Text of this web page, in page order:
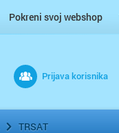
Pokreni svoj webshop
Prijava korisnika
TRSAT